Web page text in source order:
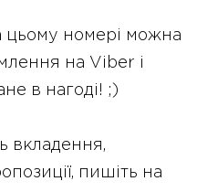
цьому номері можна
на Viber і
в нагоді! ;)
вкладення,
пишіть на